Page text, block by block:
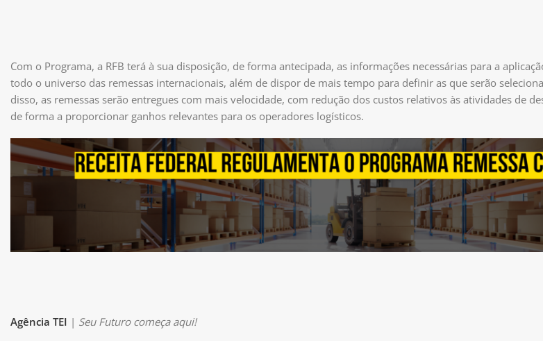
Com o Programa, a RFB terá à sua disposição, de forma antecipada, as informações necessárias para a
todo o universo das remessas internacionais, além de dispor de mais tempo para definir as que serão
disso, as remessas serão entregues com mais velocidade, com redução dos custos relativos às atividades de
de forma a proporcionar ganhos relevantes para os operadores logísticos.
Agência TEI | Seu Futuro começa aqui!